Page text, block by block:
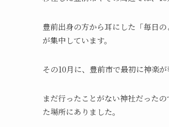
豊前出身の方から耳にした「毎日
が集中しています。
その10月に、豊前市で最初に神楽
まだ行ったことがない神社だった
た場所にありました。